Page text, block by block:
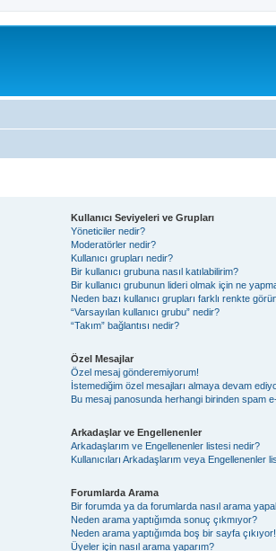
Kullanıcı Seviyeleri ve Grupları
Yöneticiler nedir?
Moderatörler nedir?
Kullanıcı grupları nedir?
Bir kullanıcı grubuna nasıl katılabilirim?
Bir kullanıcı grubunun lideri olmak için ne
Neden bazı kullanıcı grupları farklı renkte
“Varsayılan kullanıcı grubu” nedir?
“Takım” bağlantısı nedir?
Özel Mesajlar
Özel mesaj gönderemiyorum!
İstemediğim özel mesajları almaya devam
Bu mesaj panosunda herhangi birinden spam
Arkadaşlar ve Engellenenler
Arkadaşlarım ve Engellenenler listesi nedir?
Kullanıcıları Arkadaşlarım veya Engellenenler
Forumlarda Arama
Bir forumda ya da forumlarda nasıl arama
Neden arama yaptığımda sonuç çıkmıyor?
Neden arama yaptığımda boş bir sayfa
Üyeler için nasıl arama yaparım?